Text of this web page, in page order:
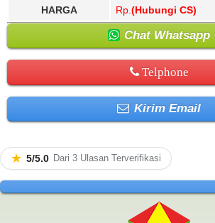
HARGA Rp. (Hubungi CS)
Chat Whatsapp
Telphone
Kirim Email
★ 5/5.0 Dari 3 Ulasan Terverifikasi